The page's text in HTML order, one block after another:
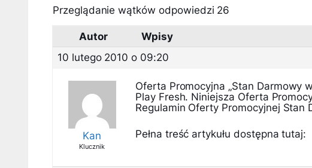
Przeglądanie wątków odpowiedzi 26
Autor
Wpisy
10 lutego 2010 o 09:20
Kan
Klucznik
Oferta Promocyjna „Stan Darmowy
Play Fresh. Niniejsza Oferta
Regulamin Oferty Promocyjnej Stan
Pełna treść artykułu dostępna tutaj: